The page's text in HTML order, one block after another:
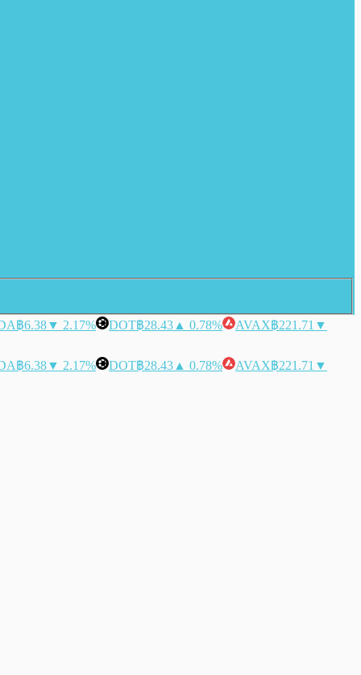
฿6.38▼ 2.17% DOT฿28.43 ▲ 0.78% AVAX฿221.71 ▼
฿6.38▼ 2.17% DOT฿28.43 ▲ 0.78% AVAX฿221.71 ▼